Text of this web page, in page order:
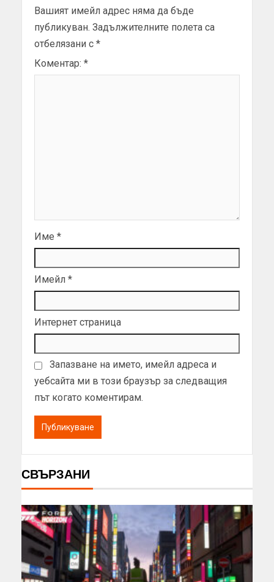
Вашият имейл адрес няма да бъде
публикуван. Задължителните полета са
отбелязани с *
Коментар: *
Име *
Имейл *
Интернет страница
Запазване на името, имейл адреса и
уебсайта ми в този браузър за следващия
път когато коментирам.
СВЪРЗАНИ